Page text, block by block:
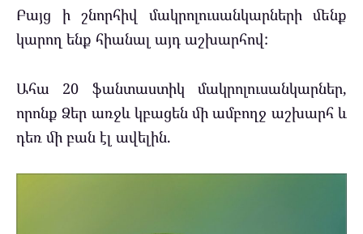
Բայց ի շնորհիվ մակրոլուսանկարների մենք
կարող ենք հիանալ այդ աշխարհով:
Ահա 20 ֆանտաստիկ մակրոլուսանկարներ,
որոնք Ձեր առջև կբացեն մի ամբողջ աշխարհ և
դեռ մի բան էլ ավելին.